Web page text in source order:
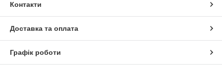
Контакти
Доставка та оплата
Графік роботи